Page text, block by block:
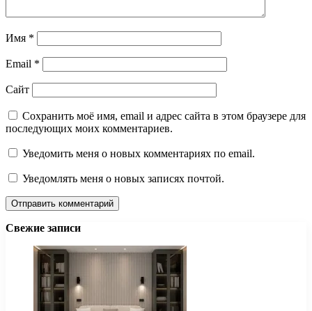
Имя *
Email *
Сайт
Сохранить моё имя, email и адрес сайта в этом браузере для
последующих моих комментариев.
Уведомить меня о новых комментариях по email.
Уведомлять меня о новых записях почтой.
Свежие записи